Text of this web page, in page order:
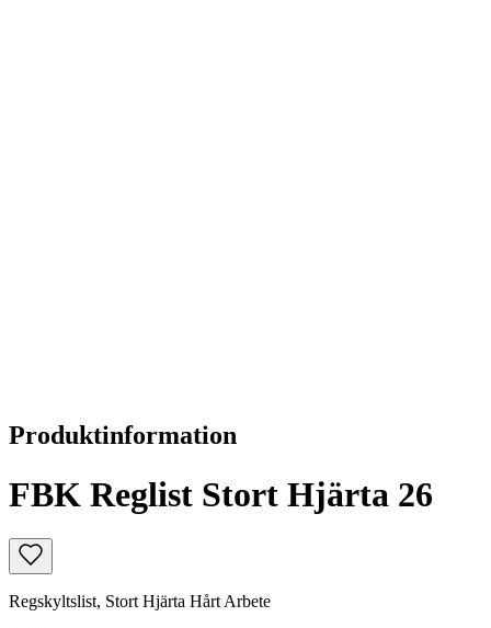
Produktinformation
FBK Reglist Stort Hjärta 26
Regskyltslist, Stort Hjärta Hårt Arbete